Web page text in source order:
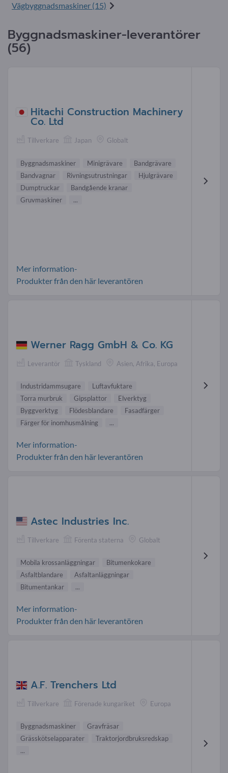
Vägbyggnadsmaskiner (15)
Byggnadsmaskiner-leverantörer
(56)
Hitachi Construction Machinery
Co. Ltd
Tillverkare Japan Globalt
Byggnadsmaskiner Minigrävare
Bandgrävare
Bandvagnar
Rivningsutrustningar
Hjulgrävare
Dumptruckar
Bandgående kranar
Gruvmaskiner
...
Mer information-
Produkter från den här leverantören
Werner Ragg GmbH & Co. KG
Leverantör Tyskland Asien, Afrika, Europa
Industridammsugare
Luftavfuktare
Torra murbruk
Gipsplattor
Elverktyg
Byggverktyg
Flödesblandare
Fasadfärger
Färger för inomhusmålning
...
Mer information-
Produkter från den här leverantören
Astec Industries Inc.
Tillverkare Förenta staterna Globalt
Mobila krossanläggningar
Bitumenkokare
Asfaltblandare
Asfaltanläggningar
Bitumentankar
...
Mer information-
Produkter från den här leverantören
A.F. Trenchers Ltd
Tillverkare Förenade kungariket Europa
Byggnadsmaskiner
Gravfräsar
Grässkötselapparater
Traktorjordbruksredskap
...